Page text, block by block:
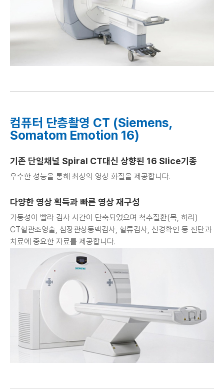
컴퓨터 단층촬영 CT (Siemens,
Somatom Emotion 16)
기존 단일채널 Spiral CT대신 상향된 16 Slice기종
우수한 성능을 통해 최상의 영상 화질을 제공합니다.
다양한 영상 획득과 빠른 영상 재구성
가동성이 빨라 검사 시간이 단축되었으며 척추질환(목, 허리)
CT혈관조영술, 심장관상동맥검사, 혈류검사, 신경확인 등 진단과
치료에 중요한 자료를 제공합니다.